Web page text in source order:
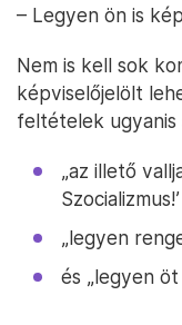
– Legyen ön is
Nem is kell sok
képviselőjelölt
feltételek ugyanis
„az illető
„legyen
és „legyen öt